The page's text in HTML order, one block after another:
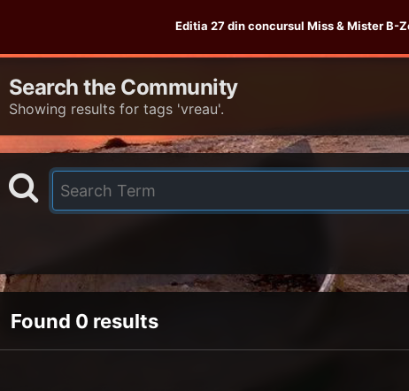
Editia 27 din concursul Miss & Mister B-
Search the Community
Showing results for tags 'vreau'.
Found 0 results